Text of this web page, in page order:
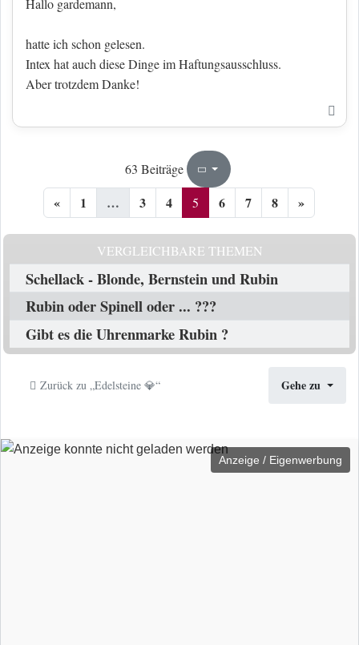
hatte ich schon gelesen.
Intex hat auch diese Dinge im Haftungsausschluss.
Aber trotzdem Danke!
63 Beiträge Seite5
« 1 … 3 4 5 6 7 8 »
VERGLEICHBARE THEMEN
Schellack - Blonde, Bernstein und Rubin
Rubin oder Spinell oder ... ???
Gibt es die Uhrenmarke Rubin ?
Zurück zu „Edelsteine 💎“ Gehe zu
Anzeige / Eigenwerbung